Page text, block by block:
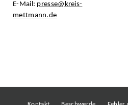
E-Mail: presse@kreis-
mettmann.de